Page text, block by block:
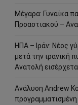
Μέγαρα: Γυναίκα
Προαστιακού –
ΗΠΑ – Ιράν: Νέος
μετά την ιρανική
Ανατολή
Ανάλυση Andrew